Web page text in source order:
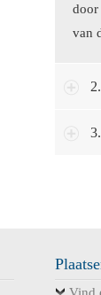
door
van